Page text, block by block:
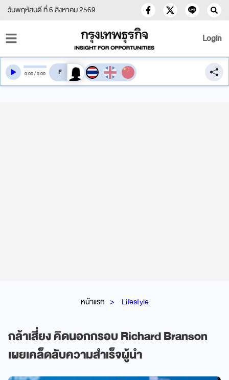
วันพฤหัสบดี ที่ 6 สิงหาคม 2569
Login
หน้าแรก Lifestyle
กล้าเสี่ยง คิดนอกกรอบ Richard Branson
เผยเคล็ดลับความสำเร็จผู้นำ
0:00/0:00 สลับเสียงอ่าน